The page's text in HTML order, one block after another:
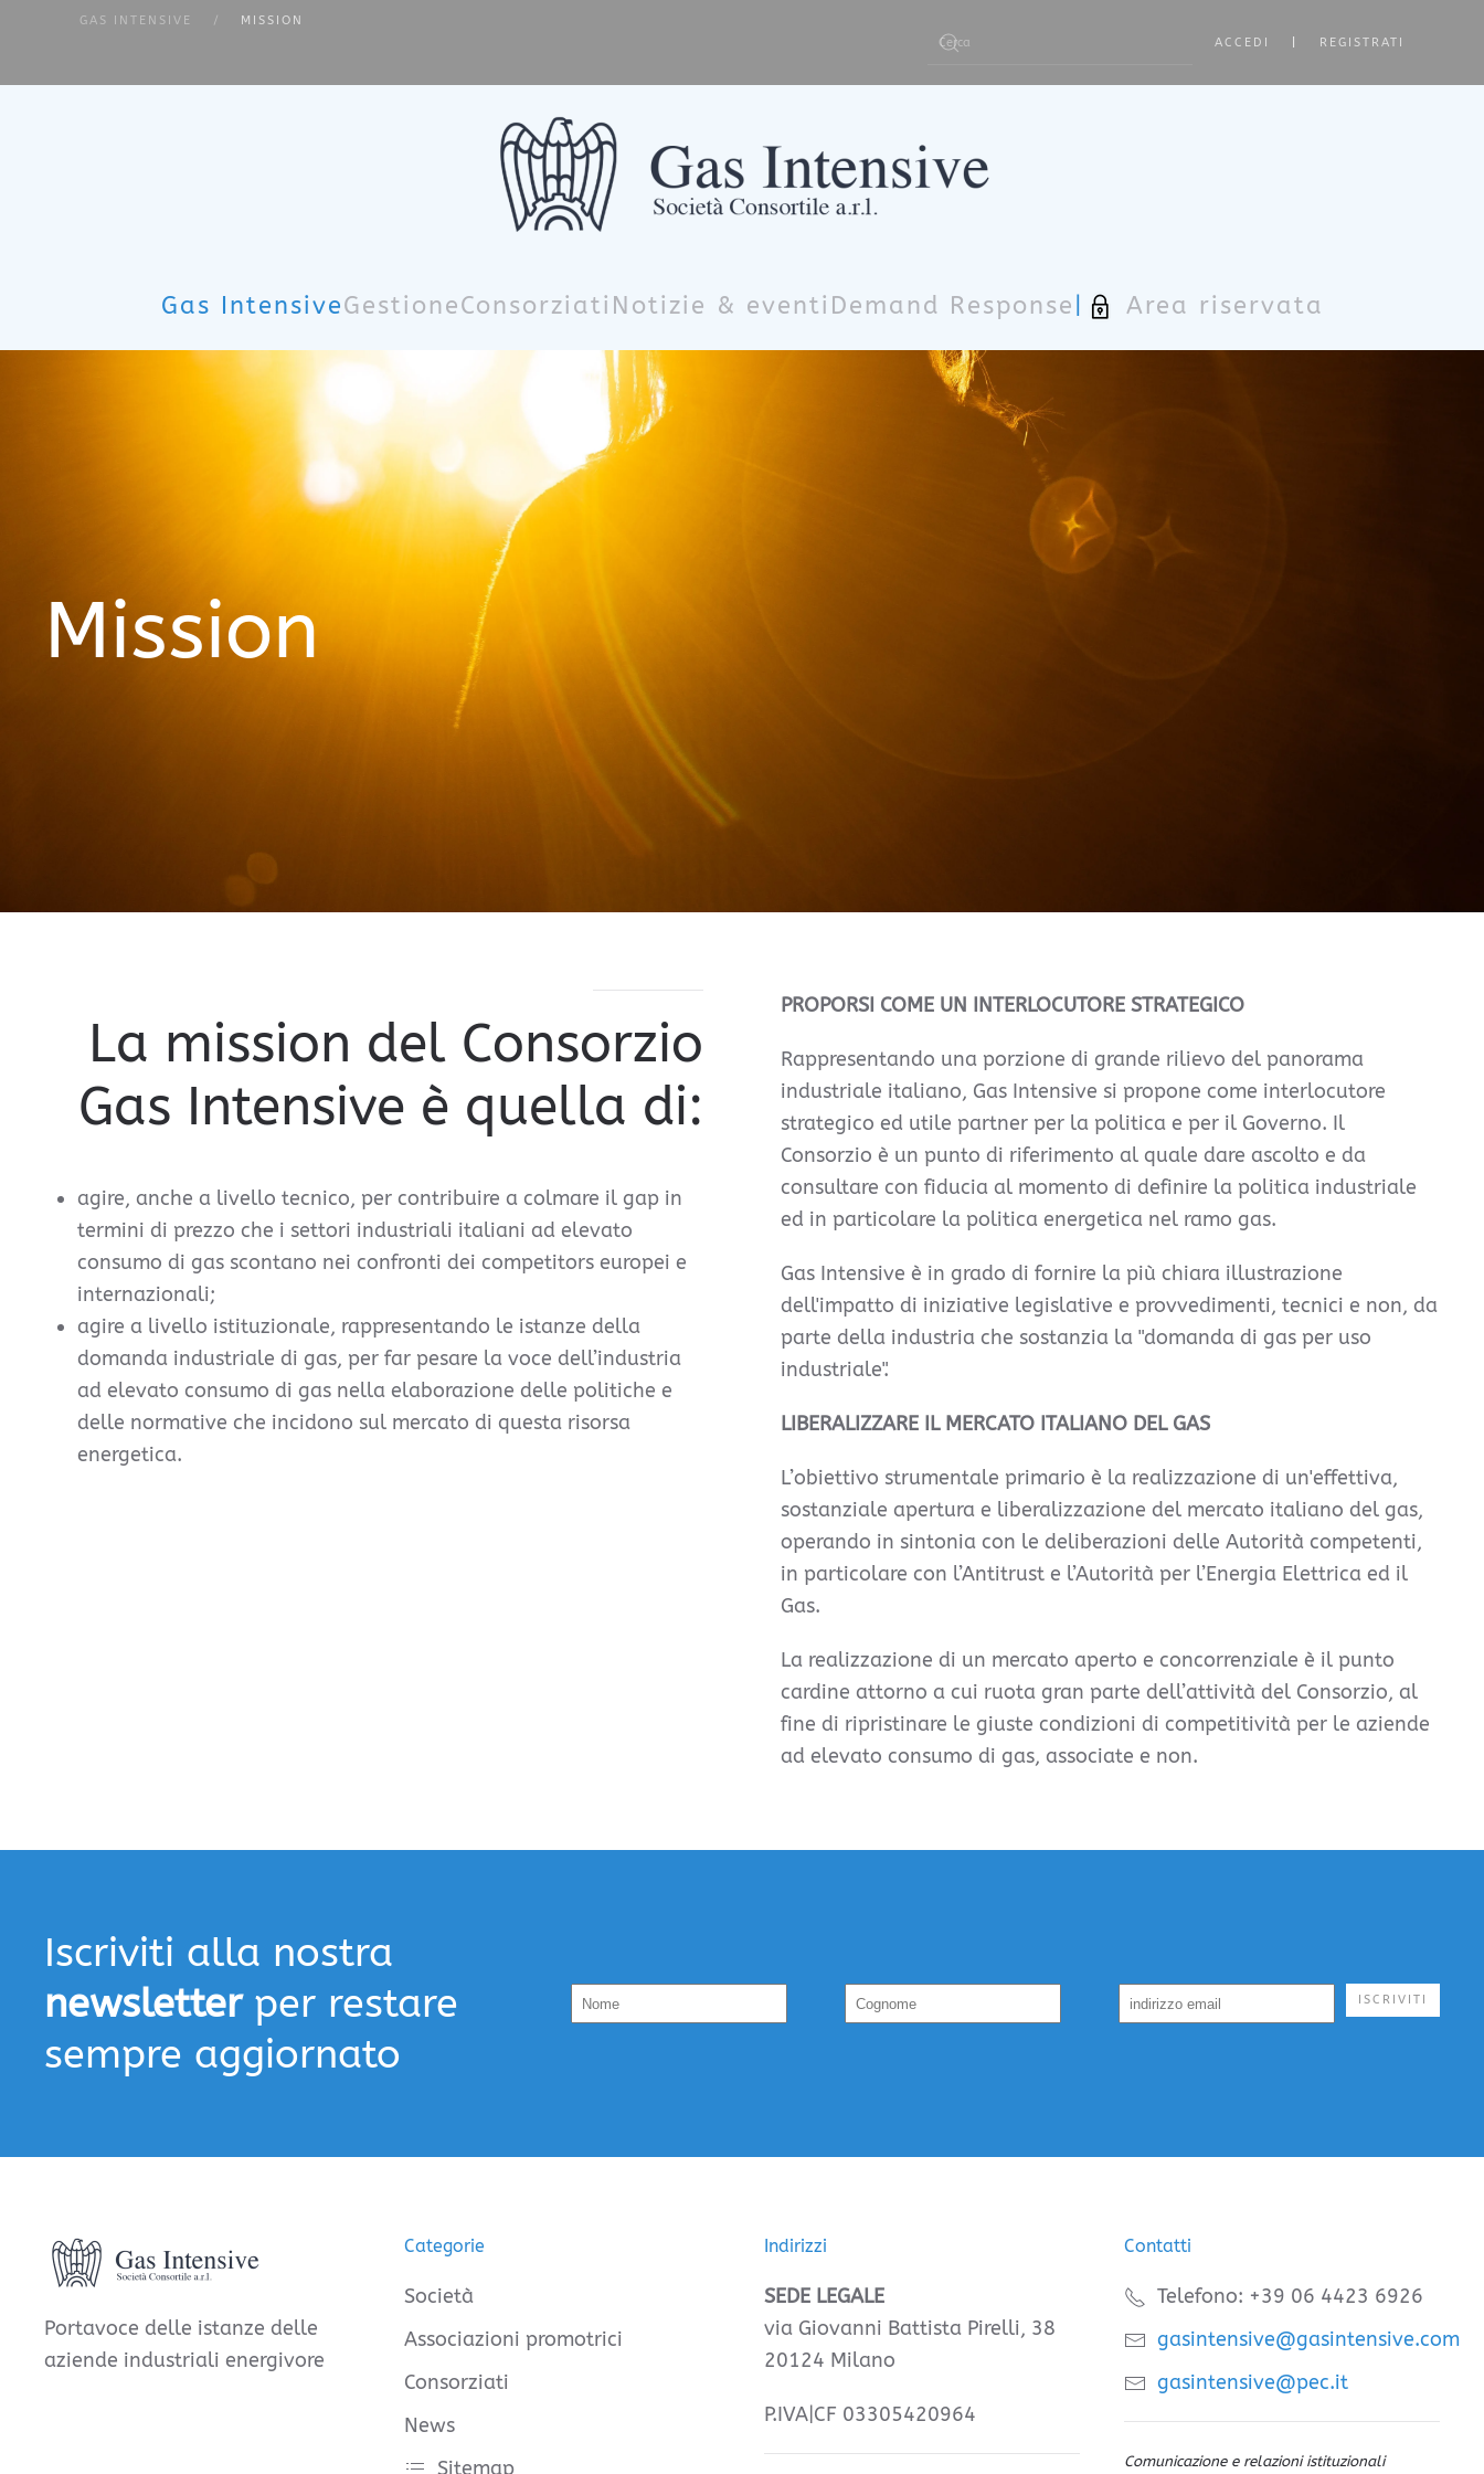
GAS INTENSIVE MISSION
ACCEDI REGISTRATI
Gas IntensiveGestioneConsorziati Notizie & eventi Demand Response Area riservata
Mission
La mission del Consorzio
Gas Intensive è quella di:
agire, anche a livello tecnico, per contribuire a colmare il gap in
termini di prezzo che i settori industriali italiani ad elevato
consumo di gas scontano nei confronti dei competitors europei e
internazionali;
agire a livello istituzionale, rappresentando le istanze della
domanda industriale di gas, per far pesare la voce dell’industria
ad elevato consumo di gas nella elaborazione delle politiche e
delle normative che incidono sul mercato di questa risorsa
energetica.
PROPORSI COME UN INTERLOCUTORE STRATEGICO
Rappresentando una porzione di grande rilievo del panorama
industriale italiano, Gas Intensive si propone come interlocutore
strategico ed utile partner per la politica e per il Governo. Il
Consorzio è un punto di riferimento al quale dare ascolto e da
consultare con fiducia al momento di definire la politica industriale
ed in particolare la politica energetica nel ramo gas.
Gas Intensive è in grado di fornire la più chiara illustrazione
dell'impatto di iniziative legislative e provvedimenti, tecnici e non, da
parte della industria che sostanzia la "domanda di gas per uso
industriale".
LIBERALIZZARE IL MERCATO ITALIANO DEL GAS
L’obiettivo strumentale primario è la realizzazione di un'effettiva,
sostanziale apertura e liberalizzazione del mercato italiano del gas,
operando in sintonia con le deliberazioni delle Autorità competenti,
in particolare con l’Antitrust e l’Autorità per l’Energia Elettrica ed il
Gas.
La realizzazione di un mercato aperto e concorrenziale è il punto
cardine attorno a cui ruota gran parte dell’attività del Consorzio, al
fine di ripristinare le giuste condizioni di competitività per le aziende
ad elevato consumo di gas, associate e non.
Iscriviti alla nostra
newsletterper restare
sempre aggiornato
ISCRIVITI
Portavoce delle istanze delle
aziende industriali energivore
Categorie
Società
Associazioni promotrici
Consorziati
News
Sitemap
Indirizzi
SEDE LEGALE
via Giovanni Battista Pirelli, 38
20124 Milano
P.IVA|CF 03305420964
Contatti
Telefono: +39 06 4423 6926
gasintensive@gasintensive.com
gasintensive@pec.it
Comunicazione e relazioni istituzionali